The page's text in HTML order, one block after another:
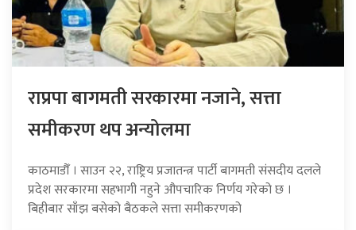
राप्रपा बागमती सरकारमा नजाने, सत्ता
समीकरण थप अन्योलमा
काठमाडौँ । साउन २२, राष्ट्रिय प्रजातन्त्र पार्टी बागमती संसदीय दलले
प्रदेश सरकारमा सहभागी नहुने औपचारिक निर्णय गरेको छ ।
बिहीबार साँझ बसेको बैठकले सत्ता समीकरणको